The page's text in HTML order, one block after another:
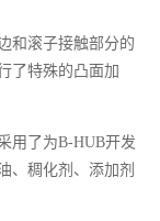
和滚子接触部分的
了特殊的凸面加
用了为B-HUB开发
、稠化剂、添加剂